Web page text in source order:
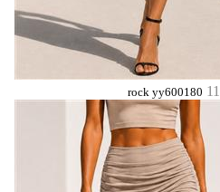
rock yy600180